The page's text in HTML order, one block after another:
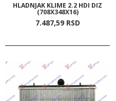
HLADNJAK KLIME 2.2 HDI DIZ
(708X348X16)
7.487,59 RSD